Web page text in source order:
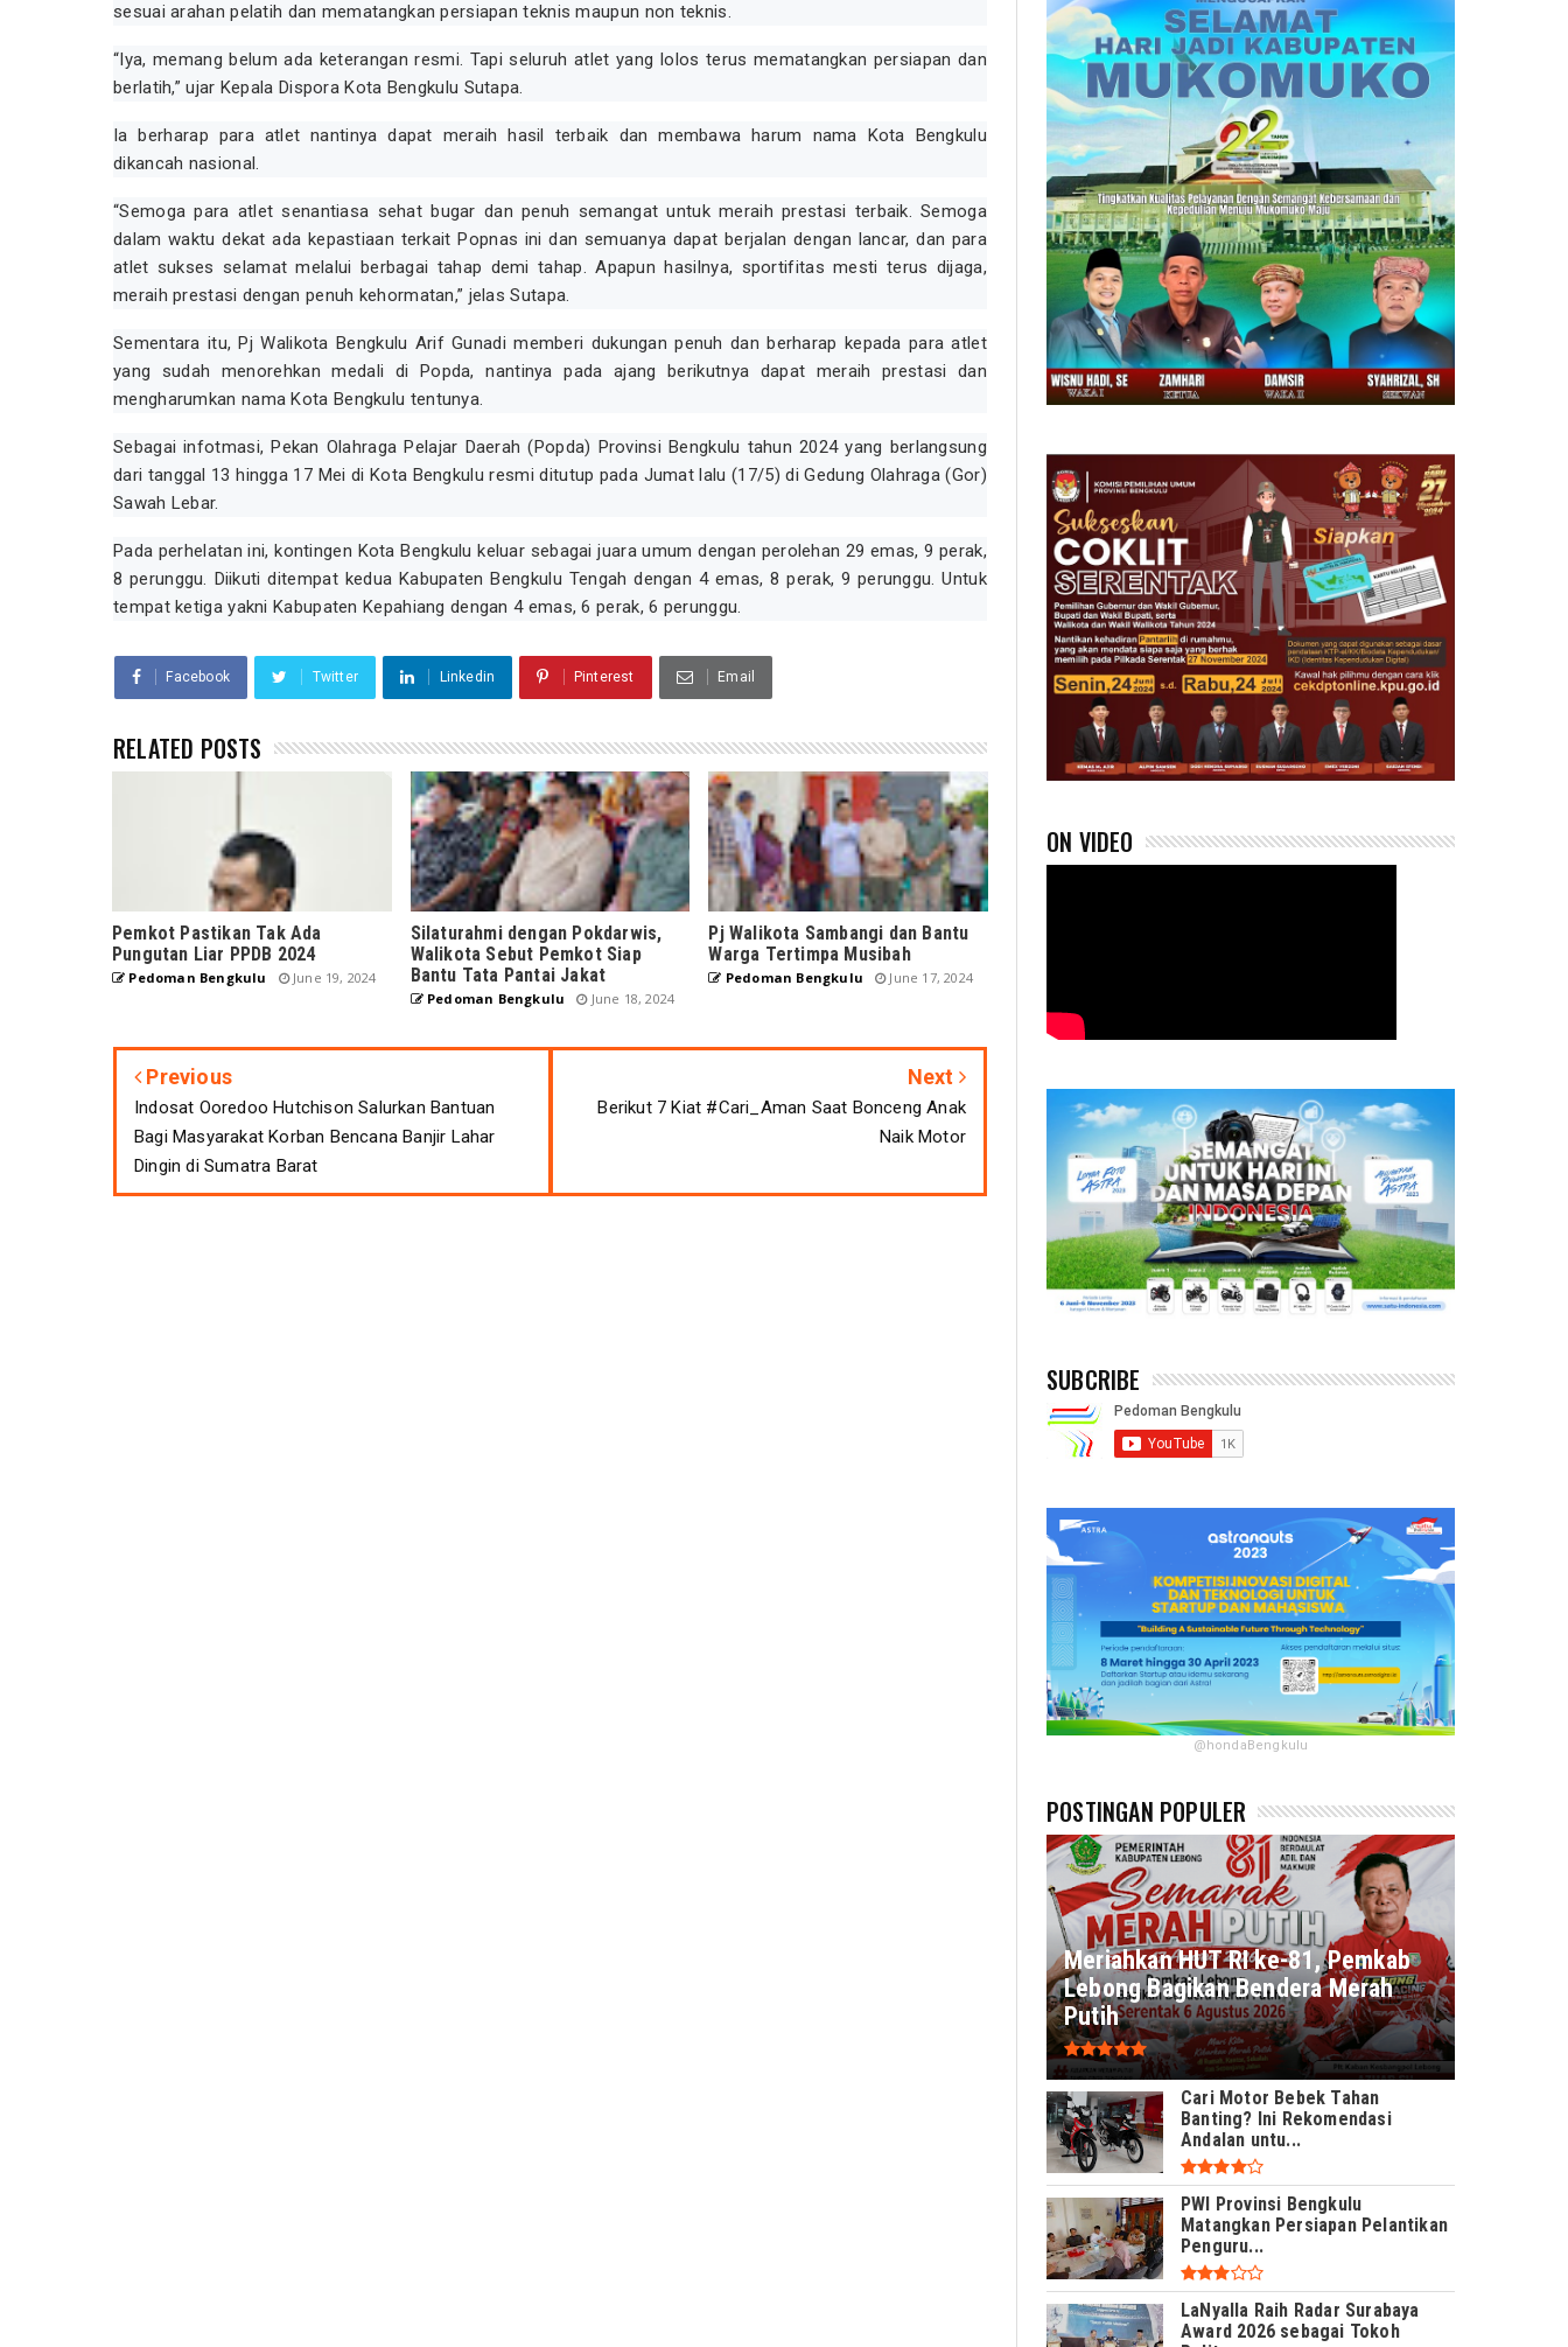
sesuai arahan pelatih dan mematangkan persiapan teknis maupun non teknis.
“Iya, memang belum ada keterangan resmi. Tapi seluruh atlet yang lolos terus mematangkan persiapan dan
berlatih,” ujar Kepala Dispora Kota Bengkulu Sutapa.
Ia berharap para atlet nantinya dapat meraih hasil terbaik dan membawa harum nama Kota Bengkulu
dikancah nasional.
“Semoga para atlet senantiasa sehat bugar dan penuh semangat untuk meraih prestasi terbaik. Semoga
dalam waktu dekat ada kepastiaan terkait Popnas ini dan semuanya dapat berjalan dengan lancar, dan para
atlet sukses selamat melalui berbagai tahap demi tahap. Apapun hasilnya, sportifitas mesti terus dijaga,
meraih prestasi dengan penuh kehormatan,” jelas Sutapa.
Sementara itu, Pj Walikota Bengkulu Arif Gunadi memberi dukungan penuh dan berharap kepada para atlet
yang sudah menorehkan medali di Popda, nantinya pada ajang berikutnya dapat meraih prestasi dan
mengharumkan nama Kota Bengkulu tentunya.
Sebagai infotmasi, Pekan Olahraga Pelajar Daerah (Popda) Provinsi Bengkulu tahun 2024 yang berlangsung
dari tanggal 13 hingga 17 Mei di Kota Bengkulu resmi ditutup pada Jumat lalu (17/5) di Gedung Olahraga (Gor)
Sawah Lebar.
Pada perhelatan ini, kontingen Kota Bengkulu keluar sebagai juara umum dengan perolehan 29 emas, 9 perak,
8 perunggu. Diikuti ditempat kedua Kabupaten Bengkulu Tengah dengan 4 emas, 8 perak, 9 perunggu. Untuk
tempat ketiga yakni Kabupaten Kepahiang dengan 4 emas, 6 perak, 6 perunggu.
Facebook Twitter Linkedin Pinterest Email
RELATED POSTS
Pemkot Pastikan Tak Ada
Pungutan Liar PPDB 2024
Pedoman Bengkulu June 19, 2024
Silaturahmi dengan Pokdarwis,
Walikota Sebut Pemkot Siap
Bantu Tata Pantai Jakat
Pedoman Bengkulu June 18, 2024
Pj Walikota Sambangi dan Bantu
Warga Tertimpa Musibah
Pedoman Bengkulu June 17, 2024
Previous
Indosat Ooredoo Hutchison Salurkan Bantuan
Bagi Masyarakat Korban Bencana Banjir Lahar
Dingin di Sumatra Barat
Next
Berikut 7 Kiat #Cari_Aman Saat Bonceng Anak
Naik Motor
ON VIDEO
SUBCRIBE
@hondaBengkulu
POSTINGAN POPULER
Meriahkan HUT RI ke-81, Pemkab
Lebong Bagikan Bendera Merah
Putih
Cari Motor Bebek Tahan
Banting? Ini Rekomendasi
Andalan untu...
PWI Provinsi Bengkulu
Matangkan Persiapan Pelantikan
Penguru...
LaNyalla Raih Radar Surabaya
Award 2026 sebagai Tokoh